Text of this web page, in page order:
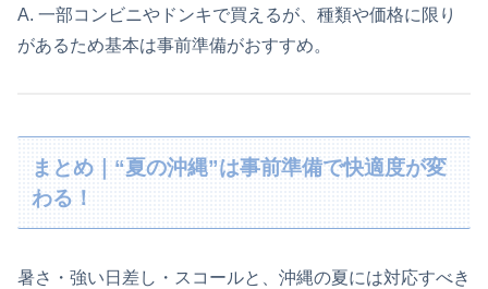
A. 一部コンビニやドンキで買えるが、種類や価格に限り
があるため基本は事前準備がおすすめ。
まとめ｜“夏の沖縄”は事前準備で快適度が変
わる！
暑さ・強い日差し・スコールと、沖縄の夏には対応すべき